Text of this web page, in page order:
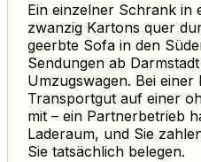
Ein einzelner Schrank in
zwanzig Kartons quer
geerbte Sofa in den
Sendungen ab
Umzugswagen. Bei
Transportgut auf einer
mit – ein Partnerbetrieb
Laderaum, und Sie
Sie tatsächlich belegen.